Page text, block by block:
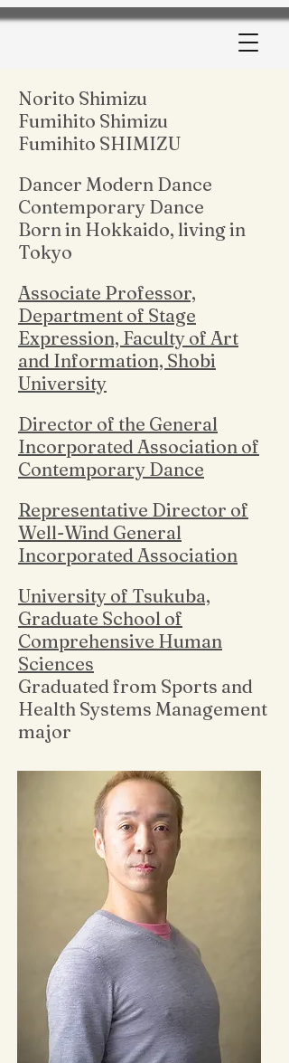
Norito Shimizu
Fumihito Shimizu
Fumihito SHIMIZU
Dancer Modern Dance
Contemporary Dance
Born in Hokkaido, living in
Tokyo
Associate Professor,
Department of Stage
Expression, Faculty of Art
and Information, Shobi
University
Director of the General
Incorporated Association of
Contemporary Dance
Representative Director of
Well-Wind General
Incorporated Association
University of Tsukuba,
Graduate School of
Comprehensive Human
Sciences
Graduated from Sports and
Health Systems Management
major